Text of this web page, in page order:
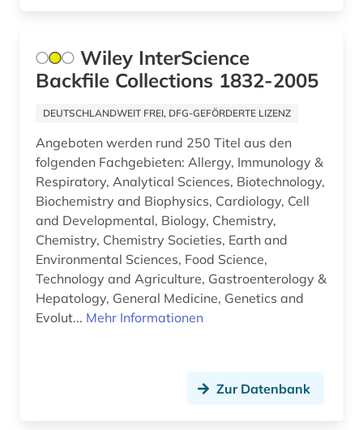
aktienkurse (1)
aktienrecht (2)
aktuelles lexikon (1)
akupunktur (1)
alain (2)
albanien (6)
albanisch (1)
alben (1)
Wiley InterScience
Backfile Collections 1832-2005
DEUTSCHLANDWEIT FREI, DFG-GEFÖRDERTE LIZENZ
Angeboten werden rund 250 Titel aus den
folgenden Fachgebieten: Allergy, Immunology &
Respiratory, Analytical Sciences, Biotechnology,
Biochemistry and Biophysics, Cardiology, Cell
and Developmental, Biology, Chemistry,
Chemistry, Chemistry Societies, Earth and
Environmental Sciences, Food Science,
Technology and Agriculture, Gastroenterology &
Hepatology, General Medicine, Genetics and
Evolut... Mehr Informationen
Zur Datenbank